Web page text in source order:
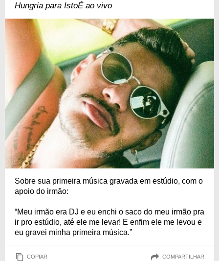
Hungria para IstoÉ ao vivo
Sobre sua primeira música gravada em estúdio, com o
apoio do irmão:
“Meu irmão era DJ e eu enchi o saco do meu irmão pra
ir pro estúdio, até ele me levar! E enfim ele me levou e
eu gravei minha primeira música.”
COPIAR COMPARTILHAR